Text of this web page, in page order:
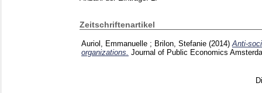
Zeitschriftenartikel
Auriol, Emmanuelle ; Brilon, Stefanie (2014) Anti-
organizations. Journal of Public Economics